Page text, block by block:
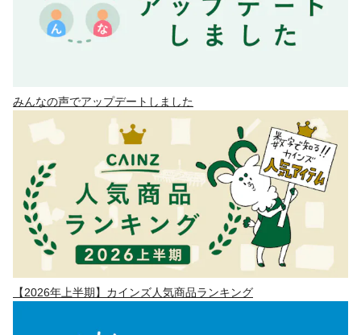
みんなの声でアップデートしました
【2026年上半期】カインズ人気商品ランキング